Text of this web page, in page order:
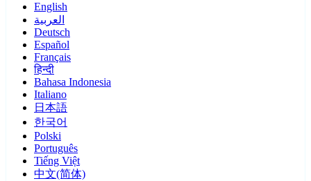
English
العربية
Deutsch
Español
Français
हिन्दी
Bahasa Indonesia
Italiano
日本語
한국어
Polski
Português
Tiếng Việt
中文(简体)